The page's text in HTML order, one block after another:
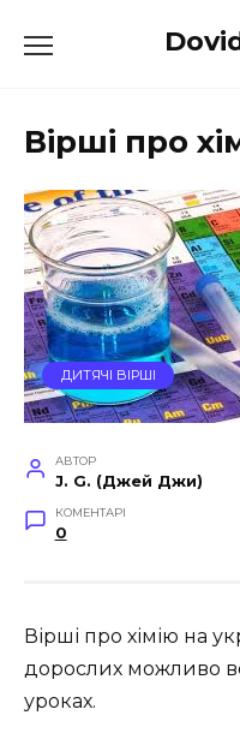
до
Вірші про
ДИТЯЧІ ВІРШІ
АВТОР
J. G. (Джей Джи)
КОМЕНТАРІ
0
Вірші про хімію на
дорослих можливо
уроках.